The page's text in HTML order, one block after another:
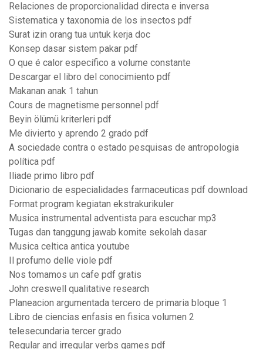
Relaciones de proporcionalidad directa e inversa
Sistematica y taxonomia de los insectos pdf
Surat izin orang tua untuk kerja doc
Konsep dasar sistem pakar pdf
O que é calor específico a volume constante
Descargar el libro del conocimiento pdf
Makanan anak 1 tahun
Cours de magnetisme personnel pdf
Beyin ölümü kriterleri pdf
Me divierto y aprendo 2 grado pdf
A sociedade contra o estado pesquisas de antropologia
política pdf
Iliade primo libro pdf
Dicionario de especialidades farmaceuticas pdf download
Format program kegiatan ekstrakurikuler
Musica instrumental adventista para escuchar mp3
Tugas dan tanggung jawab komite sekolah dasar
Musica celtica antica youtube
Il profumo delle viole pdf
Nos tomamos un cafe pdf gratis
John creswell qualitative research
Planeacion argumentada tercero de primaria bloque 1
Libro de ciencias enfasis en fisica volumen 2
telesecundaria tercer grado
Regular and irregular verbs games pdf